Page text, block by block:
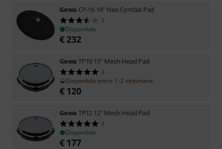
Gewa CP-16 16" Neo Cymbal Pad
2
Disponibile
€ 232
Gewa TP10 10" Mesh Head Pad
3
Disponibile entro 1–2 settimane
€ 120
Gewa TP12 12" Mesh Head Pad
3
Disponibile
€ 177